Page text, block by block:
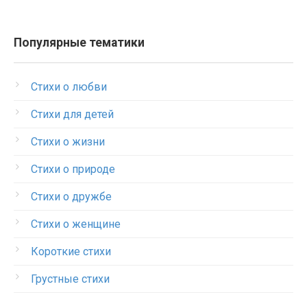
Популярные тематики
Стихи о любви
Стихи для детей
Стихи о жизни
Стихи о природе
Стихи о дружбе
Стихи о женщине
Короткие стихи
Грустные стихи